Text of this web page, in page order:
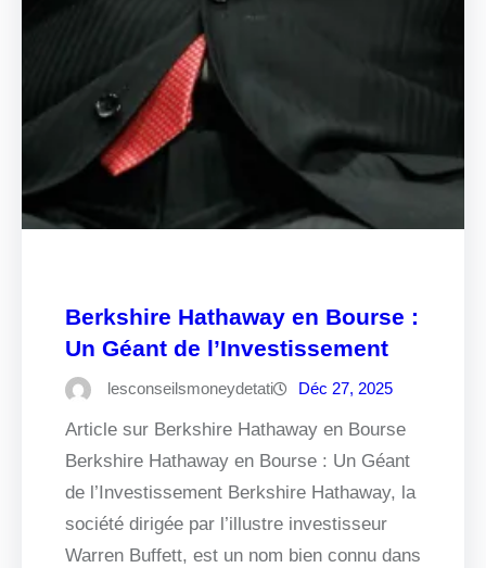
Berkshire Hathaway en Bourse :
Un Géant de l’Investissement
lesconseilsmoneydetati Déc 27, 2025
Article sur Berkshire Hathaway en Bourse
Berkshire Hathaway en Bourse : Un Géant
de l’Investissement Berkshire Hathaway, la
société dirigée par l’illustre investisseur
Warren Buffett, est un nom bien connu dans